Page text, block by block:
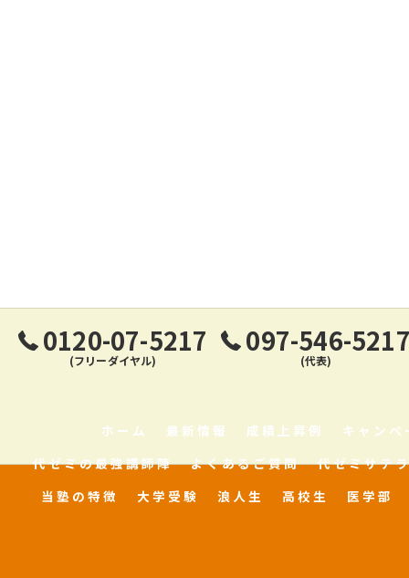
0120-07-5217
(フリーダイヤル)
097-546-
(代表)
ホーム 最新情報 成績上昇例
キャンペ
代ゼミの最強講師陣
よくあるご質問
代ゼミサテ
当塾の特徴
大学受験 浪人生 高校生 医学部